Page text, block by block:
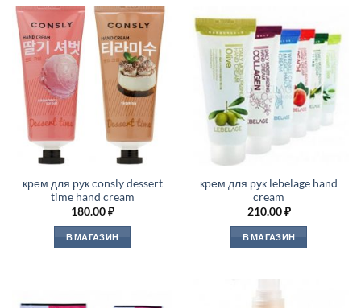
крем для рук consly dessert
time hand cream
180.00₽
В МАГАЗИН
крем для рук lebelage hand
cream
210.00₽
В МАГАЗИН